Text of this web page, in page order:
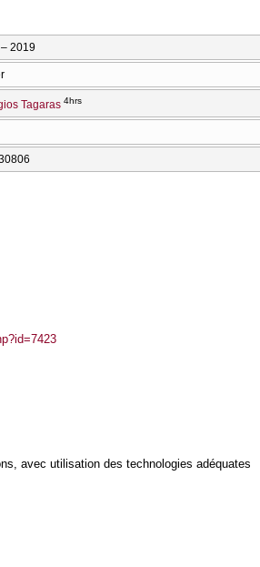
2019
Tagaras 4hrs
avec utilisation des technologies adéquates